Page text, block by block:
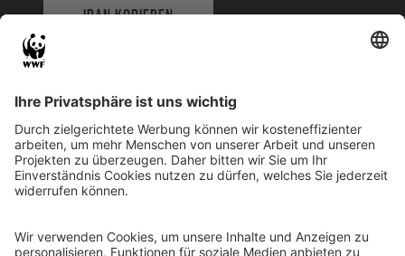
IBAN KOPIEREN
WWF Deutschland
Reinhardtstr. 18
10117 Berlin
Ihre Spende kann steuerlich geltend gemacht werden